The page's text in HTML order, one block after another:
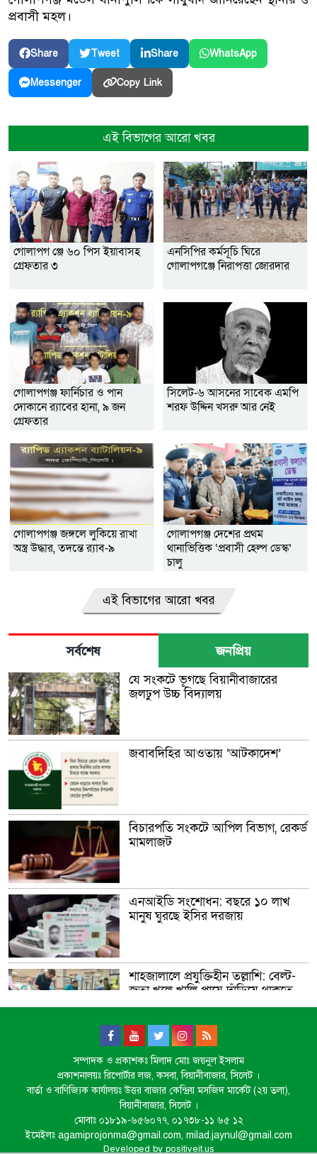
প্রবাসী মহল।
Share Tweet Share WhatsApp
Messenger Copy Link
এই বিভাগের আরো খবর
গোলাপগ ঞ্জে ৬০ পিস ইয়াবাসহ
গ্রেফতার ৩
এনসিপির কর্মসূচি ঘিরে
গোলাপগঞ্জে নিরাপত্তা জোরদার
গোলাপগঞ্জ ফার্নিচার ও পান
দোকানে র‌্যাবের হানা, ৯ জন
গ্রেফতার
সিলেট-৬ আসনের সাবেক এমপি
শরফ উদ্দিন খসরু আর নেই
গোলাপগঞ্জ জঙ্গলে লুকিয়ে রাখা
অস্ত্র উদ্ধার, তদন্তে র‌্যাব-৯
গোলাপগঞ্জ দেশের প্রথম
থানাভিত্তিক ‘প্রবাসী হেল্প ডেস্ক’
চালু
এই বিভাগের আরো খবর
সর্বশেষ জনপ্রিয়
যে সংকটে ভূগছে বিয়ানীবাজারের
জলঢুপ উচ্চ বিদ্যালয়
জবাবদিহির আওতায় ‘আটকাদেশ’
বিচারপতি সংকটে আপিল বিভাগ, রেকর্ড
মামলাজট
এনআইডি সংশোধন: বছরে ১০ লাখ
মানুষ ঘুরছে ইসির দরজায়
শাহজালালে প্রযুক্তিহীন তল্লাশি: বেল্ট-
জুতা খুলে খালি পায়ে দাঁড়িয়ে থাকতে
হয় যাত্রীদের
একের পর এক অনুষ্ঠানে হট্টগোল,
নেপথ্যে কী
পিকআপসহ তিনজনকে ধরল সিলেট
র‌্যাব
সম্পাদক ও প্রকাশকঃ মিলাদ মোঃ জয়নুল ইসলাম
প্রকাশনালয়ঃ রিপোর্টার লজ, কসবা, বিয়ানীবাজার, সিলেট ।
বার্তা ও বাণিজ্যিক কার্যালয়ঃ উত্তর বাজার কেন্দ্রিয় মসজিদ মার্কেট (২য় তলা),
বিয়ানীবাজার, সিলেট ।
মোবাঃ ০১৮১৯-৬৫৬০৭৭, ০১৭৩৮-১১ ৬৫ ১২
ইমেইলঃ agamiprojonma@gmail.com, milad.jaynul@gmail.com
Developed by positiveit.us